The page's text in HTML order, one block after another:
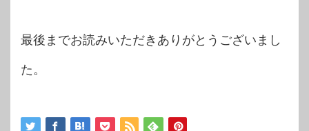
最後までお読みいただきありがとうございまし
た。